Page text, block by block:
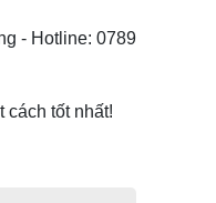
- Hotline: 0789
cách tốt nhất!